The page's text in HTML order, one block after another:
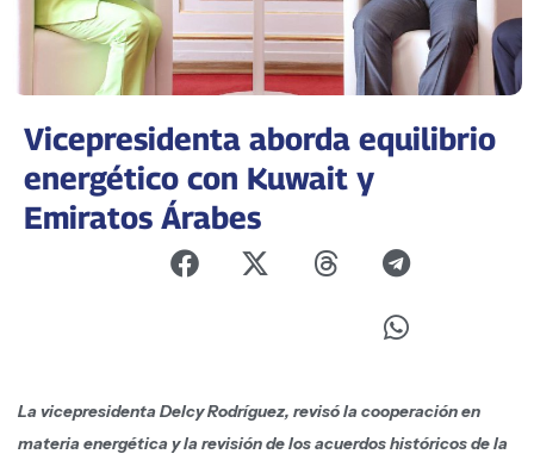
Vicepresidenta aborda equilibrio
energético con Kuwait y
Emiratos Árabes
La vicepresidenta Delcy Rodríguez, revisó la cooperación en
materia energética y la revisión de los acuerdos históricos de la